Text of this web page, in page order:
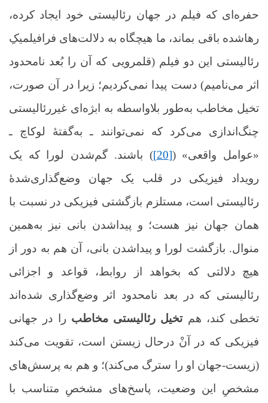
حفره‌‌ای که فیلم در جهان رئالیستی خود ایجاد کرده،
رهاشده باقی بماند، ما هیچگاه به دلالت‌های فرافیلمیکِ
رئالیستی این دو فیلم (قلمرویی که آن را بُعد نامحدود
اثر می‌نامیم) دست پیدا نمی‌کردیم؛ زیرا در آن صورت،
تخیل مخاطب به‌طور بلاواسطه به ابژه‌ای غیررئالیستی
چنگ‌اندازی می‌کرد که نمی‌توانند ـ به‌گفتۀ لوکاچ ـ
«عوامل واقعی» ([20]
) باشند. گم‌شدن لورا که یک
رویداد فیزیکی در قلب یک جهان وضع‌گذاری‌شدۀ
رئالیستی است، مستلزم بازگشتی فیزیکی در نسبت با
همان جهان نیز هست؛ و پیداشدن بانی نیز به‌همین
منوال. بازگشت لورا و پیداشدن بانی، آن هم به دور از
هیچ دلالتی که بخواهد از روابط، قواعد و اجزائی
رئالیستی‌ که در بعد نامحدود اثر وضع‌گذاری شده‌اند
تخطی کند، همتخیل رئالیستی مخاطب را در جهانی
فیزیکی که در آنْ درحال زیستن است، تقویت می‌کند
(زیست-جهان او را سترگ می‌کند)؛ و هم به پرسش‌های
مشخصِ این وضعیت، پاسخ‌های مشخصِ متناسب با